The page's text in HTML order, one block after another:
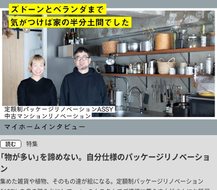
読む 特集
「物が多い」を諦めない。自分仕様のパッケージリノベーショ
ン
集めた雑貨や植物、そのもの達が絵になる。定額制パッケージリノベーション